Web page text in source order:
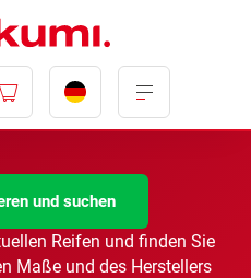
und suchen
Reifen und finden Sie
Maße und des Herstellers